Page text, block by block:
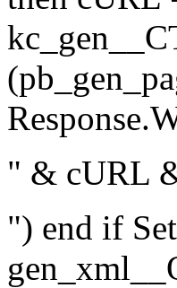
" & cURL
") end if